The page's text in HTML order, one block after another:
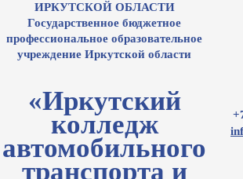
ИРКУТСКОЙ ОБЛАСТИ
Государственное бюджетное
профессиональное образовательное
учреждение Иркутской области
«Иркутский
колледж
автомобильного
транспорта и